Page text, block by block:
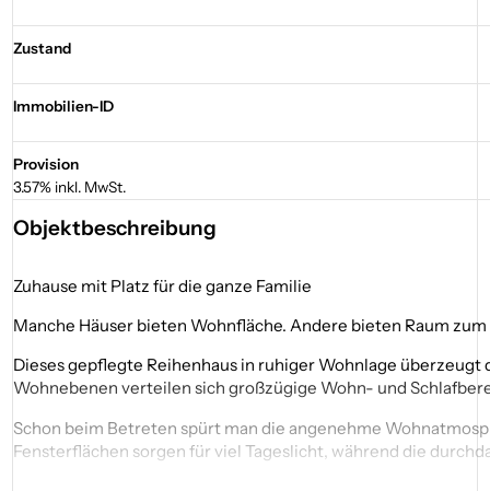
Zustand
Immobilien-ID
Provision
3.57% inkl. MwSt.
Objektbeschreibung
Zuhause mit Platz für die ganze Familie
Manche Häuser bieten Wohnfläche. Andere bieten Raum zum
Dieses gepflegte Reihenhaus in ruhiger Wohnlage
Wohnebenen verteilen sich großzügige Wohn- und
Schon beim Betreten spürt man die angenehme
Fensterflächen sorgen für viel Tageslicht, während die